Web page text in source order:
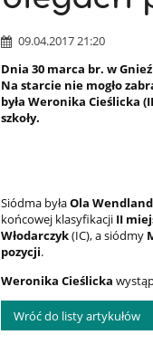
09.04.2017 21:20
Dnia 30 marca br. w
Na starcie nie mogło
była Weronika Cieślicka
szkoły.
Siódma byłaOla Wendland
końcowej klasyfikacji II
Włodarczyk(IC), a siódmy
pozycji.
Weronika Cieślicka
Wróć do listy artykułów